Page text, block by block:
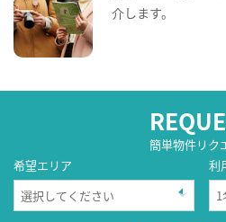
介します。
簡単物件リク
希望エリア
利